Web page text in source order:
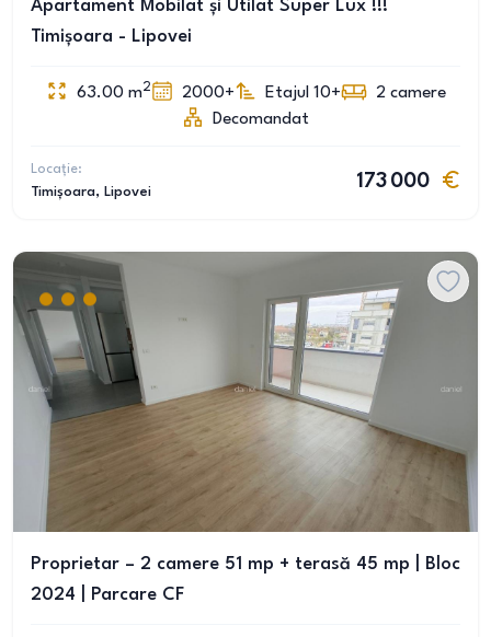
Apartament Mobilat și Utilat Super Lux !!!
Timișoara - Lipovei
63.00 m2 2000+ Etajul 10+ 2 camere
Decomandat
Locație:
Timișoara, Lipovei
173 000
Proprietar – 2 camere 51 mp + terasă 45 mp | Bloc
2024 | Parcare CF